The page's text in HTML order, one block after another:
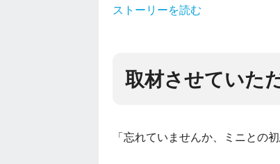
ストーリーを読む
取材させていた
「忘れていませんか、ミニとの